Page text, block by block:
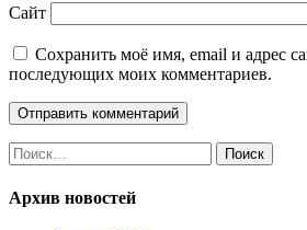
Сайт
Сохранить моё имя, email и адрес
последующих моих комментариев.
Найти:
Архив новостей